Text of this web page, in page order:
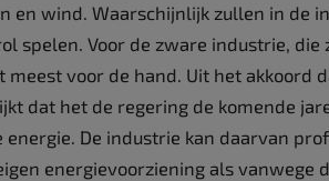
en wind. Waarschijnlijk zullen in de
spelen. Voor de zware industrie, die
voor de hand. Uit het akkoord
dat het de regering de komende
De industrie kan daarvan
energievoorziening als vanwege